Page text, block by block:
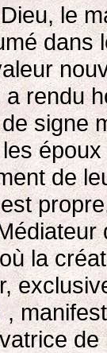
le
dans
a rendu
signe
de
la
,